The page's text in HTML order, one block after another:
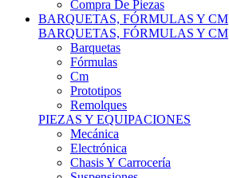
Compra De Piezas
BARQUETAS, FÓRMULAS Y CM
BARQUETAS, FÓRMULAS Y CM
Barquetas
Fórmulas
Cm
Prototipos
Remolques
PIEZAS Y EQUIPACIONES
Mecánica
Electrónica
Chasis Y Carrocería